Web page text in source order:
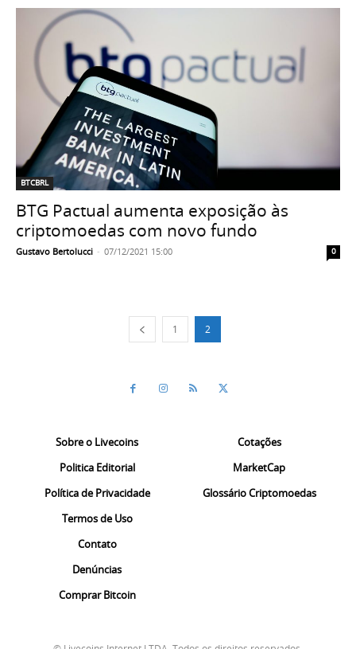
BTCBRL
BTG Pactual aumenta exposição às
criptomoedas com novo fundo
Gustavo Bertolucci - 07/12/2021 15:00 0
1 2
Sobre o Livecoins
Politica Editorial
Política de Privacidade
Termos de Uso
Contato
Denúncias
Comprar Bitcoin
Cotações
MarketCap
Glossário Criptomoedas